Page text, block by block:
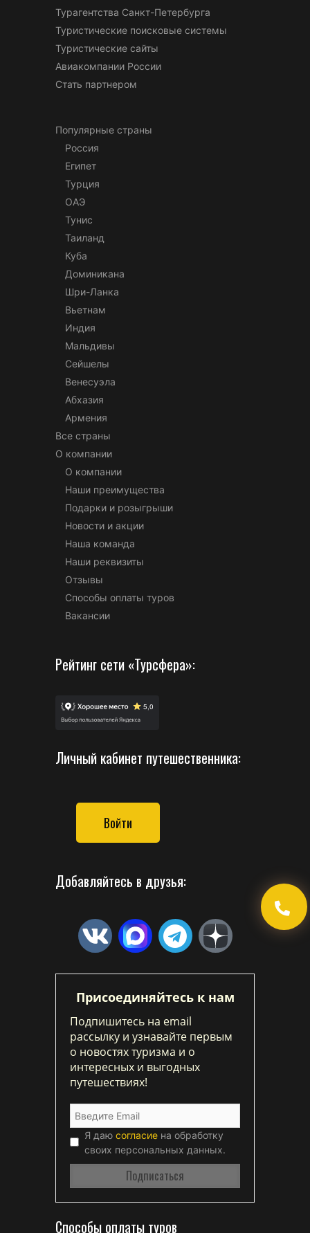
Турагентства Санкт-Петербурга
Туристические поисковые системы
Туристические сайты
Авиакомпании России
Стать партнером
Популярные страны
Россия
Египет
Турция
ОАЭ
Тунис
Таиланд
Куба
Доминикана
Шри-Ланка
Вьетнам
Индия
Мальдивы
Сейшелы
Венесуэла
Абхазия
Армения
Все страны
О компании
О компании
Наши преимущества
Подарки и розыгрыши
Новости и акции
Наша команда
Наши реквизиты
Отзывы
Способы оплаты туров
Вакансии
Рейтинг сети «Турсфера»:
Личный кабинет путешественника:
Войти
Добавляйтесь в друзья:
Присоединяйтесь к нам
Подпишитесь на email
рассылку и узнавайте первым
о новостях туризма и о
интересных и выгодных
путешествиях!
Я даю согласие на обработку
своих персональных данных.
Способы оплаты туров